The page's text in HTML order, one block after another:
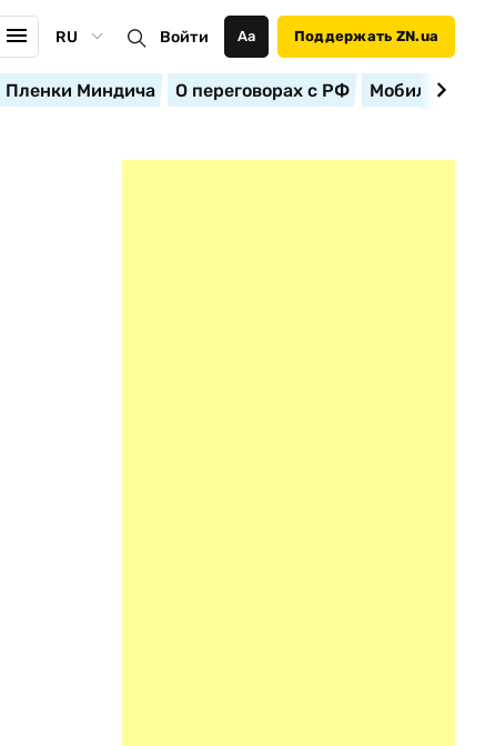
RU Войти Аа Поддержать ZN.ua
Пленки Миндича О переговорах с РФ